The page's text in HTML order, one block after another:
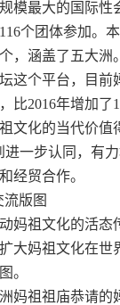
模最大的国际性
个团体参加。
，涵盖了五大洲。
这个平台，目前
比2016年增加了
文化的当代价值
进一步认同，有
经贸合作。
版图
妈祖文化的活态
大妈祖文化在世
。
妈祖祖庙恭请的